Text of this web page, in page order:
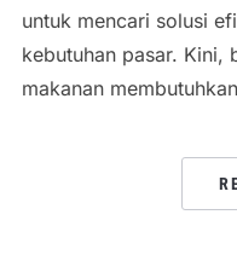
untuk mencari solusi
kebutuhan pasar. Kini,
makanan